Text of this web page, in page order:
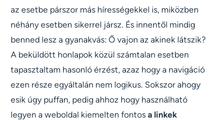
az esetbe párszor más hírességekkel is, miközben
néhány esetben sikerrel jársz. És innentől mindig
benned lesz a gyanakvás: Ő vajon az akinek látszik?
A beküldött honlapok közül számtalan esetben
tapasztaltam hasonló érzést, azaz hogy a navigáció
ezen része egyáltalán nem logikus. Sokszor ahogy
esik úgy puffan, pedig ahhoz hogy használható
legyen a weboldal kiemelten fontosa linkek